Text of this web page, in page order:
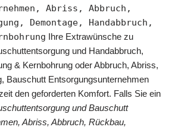
Abriss, Abbruch,
Demontage, Handabbruch,
Ihre Extrawünsche zu
und Handabbruch,
& Kernbohrung oder Abbruch, Abriss,
Bauschutt Entsorgungsunternehmen
den geforderten Komfort. Falls Sie ein
und Bauschutt
Abriss, Abbruch, Rückbau,